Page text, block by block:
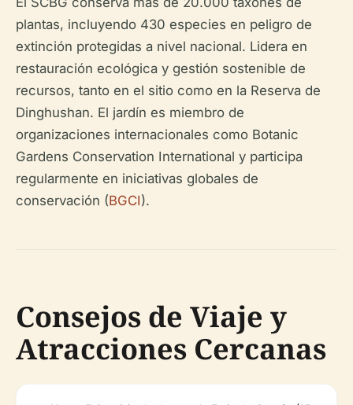
plantas, incluyendo 430 especies en peligro de
extinción protegidas a nivel nacional. Lidera en
restauración ecológica y gestión sostenible de
recursos, tanto en el sitio como en la Reserva de
Dinghushan. El jardín es miembro de
organizaciones internacionales como Botanic
Gardens Conservation International y participa
regularmente en iniciativas globales de
conservación (BGCI).
Consejos de Viaje y
Atracciones Cercanas